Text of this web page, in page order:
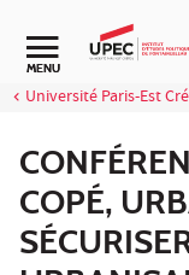
Aller au contenu
Navigation secondaire
MENU
Université Paris-Est
COPÉ,